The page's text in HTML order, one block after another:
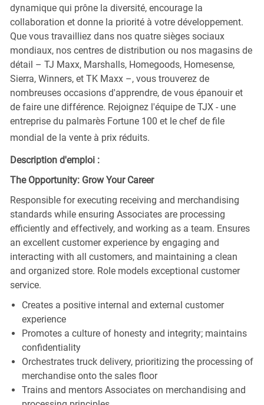
dynamique qui prône la diversité, encourage la
collaboration et donne la priorité à votre développement.
Que vous travailliez dans nos quatre sièges sociaux
mondiaux, nos centres de distribution ou nos magasins de
détail – TJ Maxx, Marshalls, Homegoods, Homesense,
Sierra, Winners, et TK Maxx –, vous trouverez de
nombreuses occasions d'apprendre, de vous épanouir et
de faire une différence. Rejoignez l'équipe de TJX - une
entreprise du palmarès Fortune 100 et le chef de file
mondial de la vente à prix réduits.
Description d'emploi :
The Opportunity: Grow Your Career
Responsible for executing receiving and merchandising
standards while ensuring Associates are processing
efficiently and effectively, and working as a team. Ensures
an excellent customer experience by engaging and
interacting with all customers, and maintaining a clean
and organized store. Role models exceptional customer
service.
Creates a positive internal and external customer
experience
Promotes a culture of honesty and integrity; maintains
confidentiality
Orchestrates truck delivery, prioritizing the processing of
merchandise onto the sales floor
Trains and mentors Associates on merchandising and